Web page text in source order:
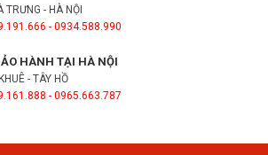
TRƯNG - HÀ NỘI
- 0934.588.990
HÀNH TẠI HÀ NỘI
- TÂY HỒ
- 0965.663.787